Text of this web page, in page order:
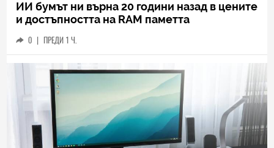
ИИ бумът ни върна 20 години назад в цените
и достъпността на RAM паметта
0 | ПРЕДИ 1 Ч.